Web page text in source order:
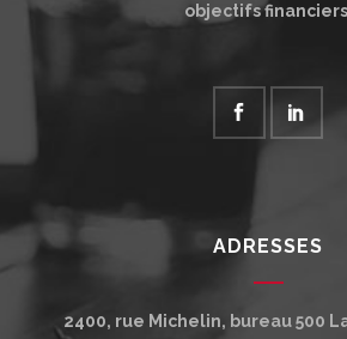
objectifs
ADRESSES
2400, rue Michelin, bureau 500